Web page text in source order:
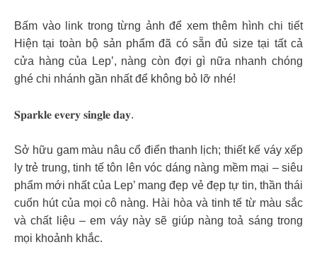
Bấm vào link trong từng ảnh để xem thêm hình chi tiết
Hiện tại toàn bộ sản phẩm đã có sẵn đủ size tại tất cả
cửa hàng của Lep’, nàng còn đợi gì nữa nhanh chóng
ghé chi nhánh gần nhất để không bỏ lỡ nhé!
𝐒𝐩𝐚𝐫𝐤𝐥𝐞 𝐞𝐯𝐞𝐫𝐲 𝐬𝐢𝐧𝐠𝐥𝐞 𝐝𝐚𝐲.
Sở hữu gam màu nâu cổ điển thanh lịch; thiết kế váy xếp
ly trẻ trung, tinh tế tôn lên vóc dáng nàng mềm mại – siêu
phẩm mới nhất của Lep’ mang đẹp vẻ đẹp tự tin, thần thái
cuốn hút của mọi cô nàng. Hài hòa và tinh tế từ màu sắc
và chất liệu – em váy này sẽ giúp nàng toả sáng trong
mọi khoảnh khắc.